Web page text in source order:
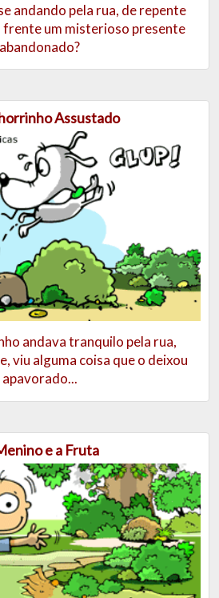
andando pela rua, de repente
frente um misterioso presente
abandonado?
Assustado
andava tranquilo pela rua,
viu alguma coisa que o deixou
apavorado...
e a Fruta